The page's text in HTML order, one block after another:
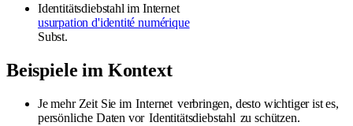
Identitätsdiebstahl im Internet
usurpation d'identité numérique
Subst.
Beispiele im Kontext
Je mehr Zeit Sie im Internet verbringen, desto wichtiger ist es,
persönliche Daten vor Identitätsdiebstahl zu schützen.